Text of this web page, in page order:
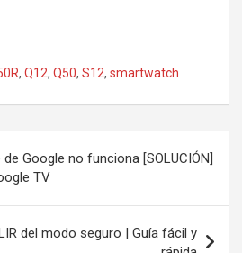
, Q12, Q50, S12, smartwatch
Google no funciona [SOLUCIÓN]
TV
del modo seguro | Guía fácil y